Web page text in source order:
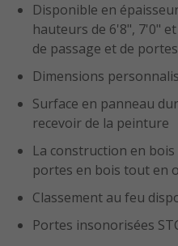
Disponible en
hauteurs de 6'8", 7'0"
de passage et de
Dimensions
Surface en panneau
recevoir de la peinture
La construction en
portes en bois tout en
Classement au feu
Portes insonorisées